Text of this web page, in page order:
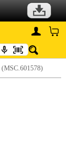
(MSC.601578)